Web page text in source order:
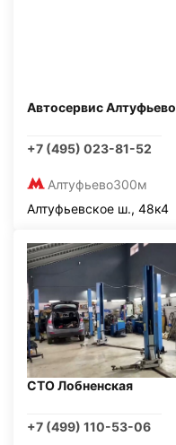
Автосервис Алтуфьево
+7 (495) 023-81-52
Алтуфьево300м
Алтуфьевское ш., 48к4
СТО Лобненская
+7 (499) 110-53-06